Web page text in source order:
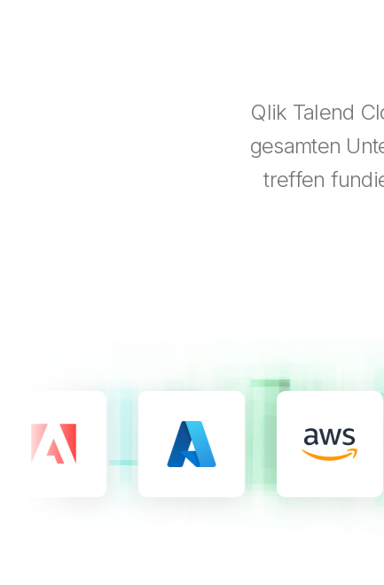
Qlik Talend
gesamten
treffen